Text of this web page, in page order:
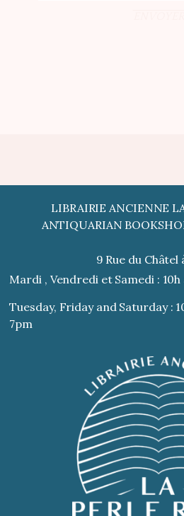
LIBRAIRIE ANCIENNE
ANTIQUARIAN
9 Rue du Châtel
Mardi , Vendredi et Samedi : 10h
Tuesday, Friday and Saturday :
7pm